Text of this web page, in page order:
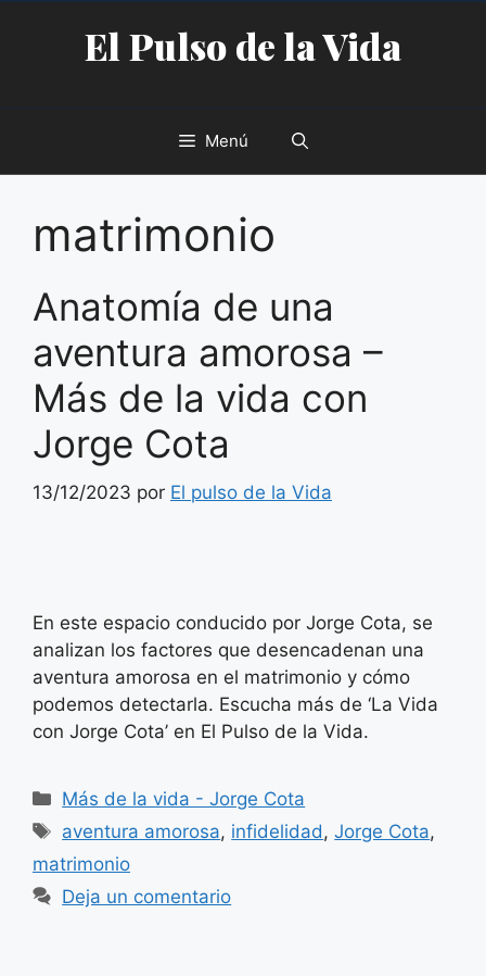
contenidoEl Pulso de la Vida
Menú
matrimonio
Anatomía de una
aventura amorosa –
Más de la vida con
Jorge Cota
13/12/2023 por El pulso de la Vida
En este espacio conducido por Jorge Cota, se
analizan los factores que desencadenan una
aventura amorosa en el matrimonio y cómo
podemos detectarla. Escucha más de ‘La Vida
con Jorge Cota’ en El Pulso de la Vida.
Categorías
Más de la vida - Jorge Cota
Etiquetas
aventura amorosa, infidelidad,Jorge Cota,
matrimonio
Deja un comentario